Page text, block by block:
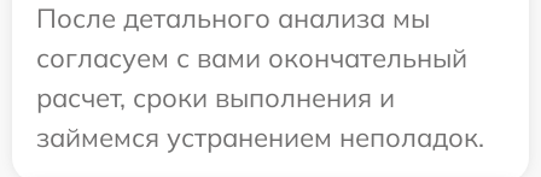
После детального анализа мы
согласуем с вами окончательный
расчет, сроки выполнения и
займемся устранением неполадок.